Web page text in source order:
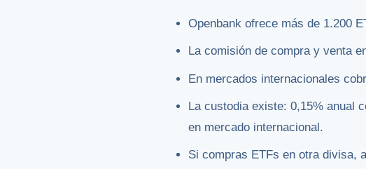
Openbank ofrece más de 1.200
La comisión de compra y venta
En mercados internacionales
La custodia existe: 0,15% anual
en mercado internacional.
Si compras ETFs en otra divisa,